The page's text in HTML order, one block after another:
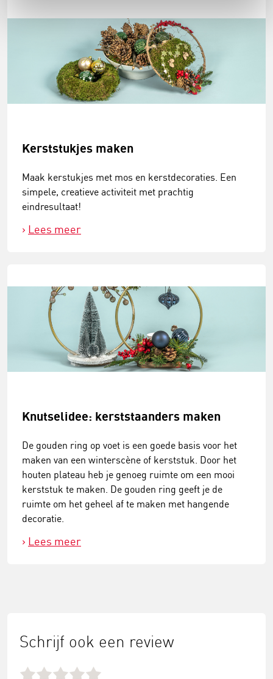
Kerststukjes maken
Maak kerstukjes met mos en kerstdecoraties. Een
simpele, creatieve activiteit met prachtig
eindresultaat!
Lees meer
Knutselidee: kerststaanders maken
De gouden ring op voet is een goede basis voor het
maken van een winterscène of kerststuk. Door het
houten plateau heb je genoeg ruimte om een mooi
kerststuk te maken. De gouden ring geeft je de
ruimte om het geheel af te maken met hangende
decoratie.
Lees meer
Schrijf ook een review